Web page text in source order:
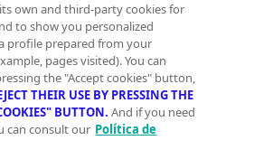
own and third-party cookies for
to show you personalized
profile prepared from your
pages visited). You can
the "Accept cookies" button,
THEIR USE BY PRESSING THE
BUTTON. And if you need
can consult our Política de